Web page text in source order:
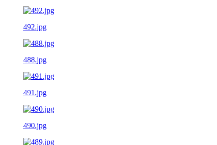
492.jpg
488.jpg
491.jpg
490.jpg